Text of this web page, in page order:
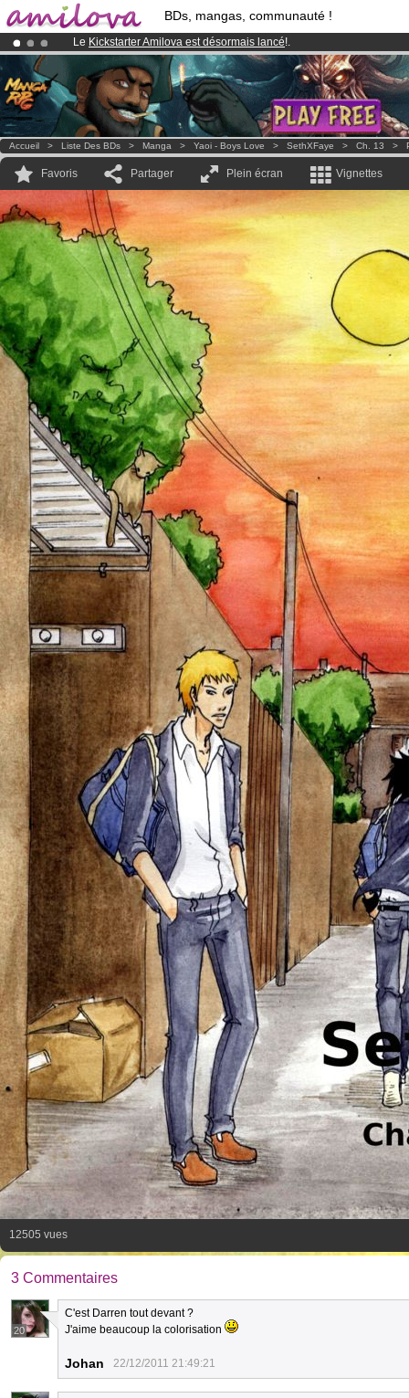
BDs, mangas, communauté !
Le Kickstarter Amilova est désormais lancé!.
Abonnement premium: à partir de3.95 eurospar mois !Clique ici
Déjà 100000membreset 1000BDs & Mangas!
Accueil > Liste Des BDs > Manga > Yaoi - Boys Love > SethXFaye > Ch. 13 >
Favoris Partager Plein écran Vignettes
12505 vues
3 Commentaires
20
C'est Darren tout devant ?
J'aime beaucoup la colorisation
Johan 22/12/2011 21:49:21